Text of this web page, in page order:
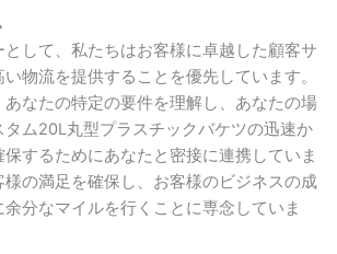
して、私たちはお客様に卓越した顧客サ
物流を提供することを優先しています。
なたの特定の要件を理解し、あなたの場
タム20L丸型プラスチックバケツの迅速か
するためにあなたと密接に連携していま
の満足を確保し、お客様のビジネスの成
分なマイルを行くことに専念していま